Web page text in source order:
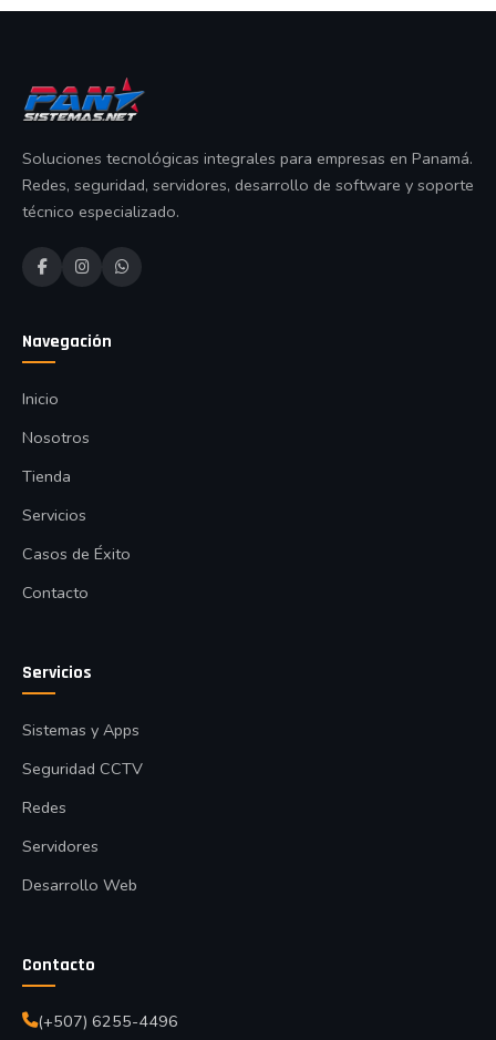
Soluciones tecnológicas integrales para empresas en Panamá.
Redes, seguridad, servidores, desarrollo de software y soporte
técnico especializado.
Navegación
Inicio
Nosotros
Tienda
Servicios
Casos de Éxito
Contacto
Servicios
Sistemas y Apps
Seguridad CCTV
Redes
Servidores
Desarrollo Web
Contacto
(+507) 6255-4496